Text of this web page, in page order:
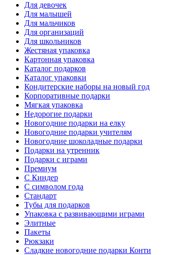
Для девочек
Для малышей
Для мальчиков
Для организаций
Для школьников
Жестяная упаковка
Картонная упаковка
Каталог подарков
Каталог упаковки
Кондитерские наборы на новый год
Корпоративные подарки
Мягкая упаковка
Недорогие подарки
Новогодние подарки на елку
Новогодние подарки учителям
Новогодние шоколадные подарки
Подарки на утренник
Подарки с играми
Премиум
С Киндер
С символом года
Стандарт
Тубы для подарков
Упаковка с развивающими играми
Элитные
Пакеты
Рюкзаки
Сладкие новогодние подарки Конти